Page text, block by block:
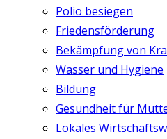
Polio besiegen
Friedensförderung
Bekämpfung von
Wasser und Hygiene
Bildung
Gesundheit für
Lokales